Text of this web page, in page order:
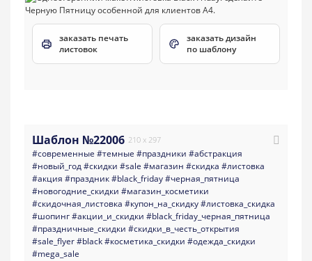
заказать печать
листовок
заказать дизайн
по шаблону
Шаблон №22006 210 x 297
#современные #темные #праздники #абстракция
#новый_год#скидки #sale #магазин #скидка #листовка
#акция #праздник#black_friday#черная_пятница
#новогодние_скидки #магазин_косметики
#скидочная_листовка #купон_на_скидку#листовка_скидка
#шопинг#акции_и_скидки #black_friday_черная_пятница
#праздничные_скидки #скидки_в_честь_открытия
#sale_flyer#black#косметика_скидки #одежда_скидки
#mega_sale